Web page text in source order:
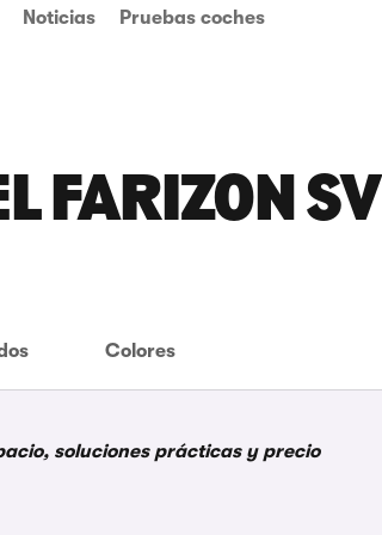
Noticias Pruebas coches
FARIZON SV
Colores
soluciones prácticas y precio